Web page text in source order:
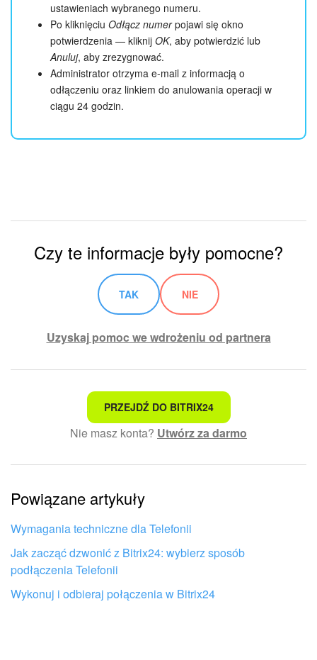
ustawieniach wybranego numeru.
Po kliknięciu Odłącz numerpojawi się okno
potwierdzenia — kliknij OK, aby potwierdzić lub
Anuluj, aby zrezygnować.
Administrator otrzyma e-mail z informacją o
odłączeniu oraz linkiem do anulowania operacji w
ciągu 24 godzin.
Czy te informacje były pomocne?
TAK NIE
Uzyskaj pomoc we wdrożeniu od partnera
To nie jest to, czego szukam
Skomplikowany i niezrozumiały tekst
Informacje są nieaktualne
Artykuł jest za krótki. Potrzebuję więcej informacji
Nie podoba mi się sposób działania tego narzędzia
PRZEJDŹ DO BITRIX24
Nie masz konta? Utwórz za darmo
Powiązane artykuły
Wymagania techniczne dla Telefonii
Jak zacząć dzwonić z Bitrix24: wybierz sposób
podłączenia Telefonii
Wykonuj i odbieraj połączenia w Bitrix24